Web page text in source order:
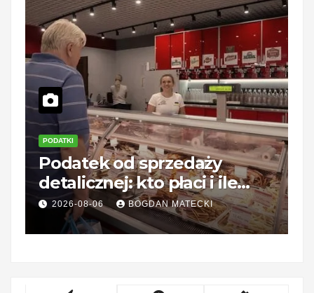
PODATKI
Podatek od sprzedaży
detalicznej: kto płaci i ile
wynosi?
2026-08-06 BOGDAN MATECKI